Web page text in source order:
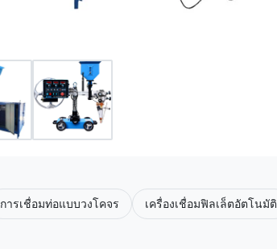
การเชื่อมท่อแบบวงโคจร เครื่องเชื่อมฟิลเล็ตอัตโนมัติ